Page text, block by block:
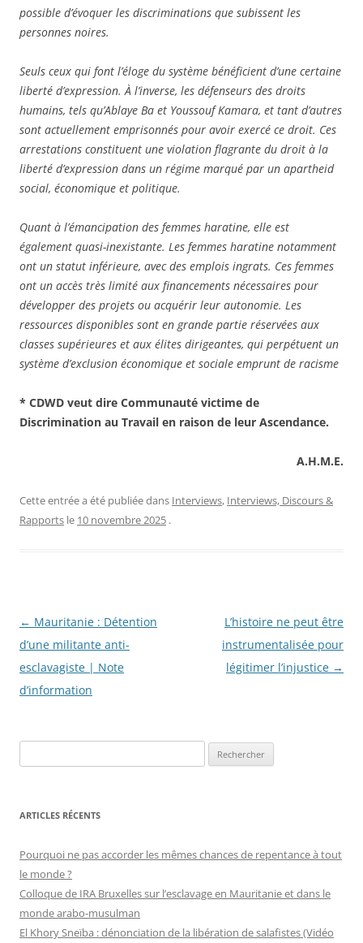
possible d’évoquer les discriminations que subissent les
personnes noires.
Seuls ceux qui font l’éloge du système bénéficient d’une certaine
liberté d’expression. À l’inverse, les défenseurs des droits
humains, tels qu’Ablaye Ba et Youssouf Kamara, et tant d’autres
sont actuellement emprisonnés pour avoir exercé ce droit. Ces
arrestations constituent une violation flagrante du droit à la
liberté d’expression dans un régime marqué par un apartheid
social, économique et politique.
Quant à l’émancipation des femmes haratine, elle est
également quasi-inexistante. Les femmes haratine notamment
ont un statut inférieure, avec des emplois ingrats. Ces femmes
ont un accès très limité aux financements nécessaires pour
développer des projets ou acquérir leur autonomie. Les
ressources disponibles sont en grande partie réservées aux
classes supérieures et aux élites dirigeantes, qui perpétuent un
système d’exclusion économique et sociale emprunt de racisme
* CDWD veut dire Communauté victime de
Discrimination au Travail en raison de leur Ascendance.
A.H.M.E.
Cette entrée a été publiée dans Interviews, Interviews, Discours &
Rapports le 10 novembre 2025 .
Navigation
des
articles
← Mauritanie : Détention
d’une militante anti-
esclavagiste | Note
d’information
L’histoire ne peut être
instrumentalisée pour
légitimer l’injustice →
e
h
r
c
h
r
ARTICLES RÉCENTS
Pourquoi ne pas accorder les mêmes chances de repentance à tout
le monde ?
Colloque de IRA Bruxelles sur l’esclavage en Mauritanie et dans le
monde arabo-musulman
El Khory Sneïba : dénonciation de la libération de salafistes (Vidéo